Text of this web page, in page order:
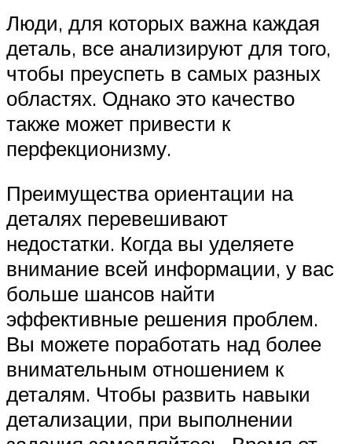
Люди, для которых важна каждая
деталь, все анализируют для того,
чтобы преуспеть в самых разных
областях. Однако это качество
также может привести к
перфекционизму.
Преимущества ориентации на
деталях перевешивают
недостатки. Когда вы уделяете
внимание всей информации, у вас
больше шансов найти
эффективные решения проблем.
Вы можете поработать над более
внимательным отношением к
деталям. Чтобы развить навыки
детализации, при выполнении